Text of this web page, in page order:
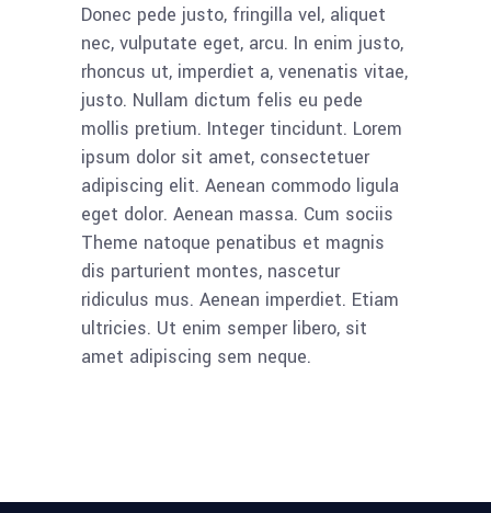
Donec pede justo, fringilla vel, aliquet
nec, vulputate eget, arcu. In enim justo,
rhoncus ut, imperdiet a, venenatis vitae,
justo. Nullam dictum felis eu pede
mollis pretium. Integer tincidunt. Lorem
ipsum dolor sit amet, consectetuer
adipiscing elit. Aenean commodo ligula
eget dolor. Aenean massa. Cum sociis
Theme natoque penatibus et magnis
dis parturient montes, nascetur
ridiculus mus. Aenean imperdiet. Etiam
ultricies. Ut enim semper libero, sit
amet adipiscing sem neque.